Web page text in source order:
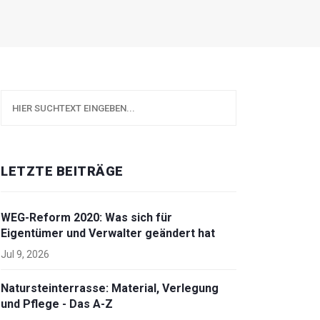
LETZTE BEITRÄGE
WEG-Reform 2020: Was sich für
Eigentümer und Verwalter geändert hat
Jul 9, 2026
Natursteinterrasse: Material, Verlegung
und Pflege - Das A-Z